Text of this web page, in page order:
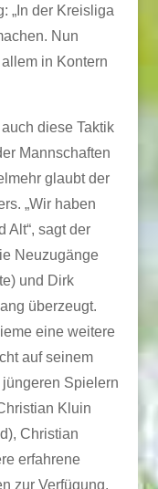
„In der Kreisliga
Nun
in Kontern
diese Taktik
Mannschaften
glaubt der
„Wir haben
Alt“, sagt der
Neuzugänge
und Dirk
überzeugt.
eine weitere
auf seinem
Spielern
Kluin
Christian
erfahrene
zur Verfügung.